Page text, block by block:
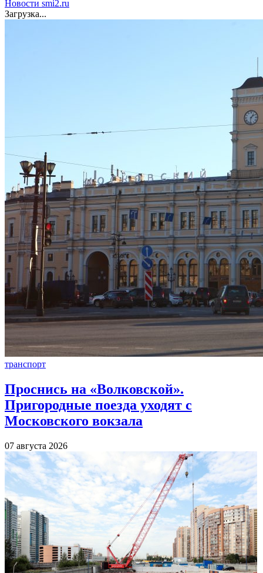
Новости smi2.ru
Загрузка...
транспорт
Проснись на «Волковской».
Пригородные поезда уходят с
Московского вокзала
07 августа 2026